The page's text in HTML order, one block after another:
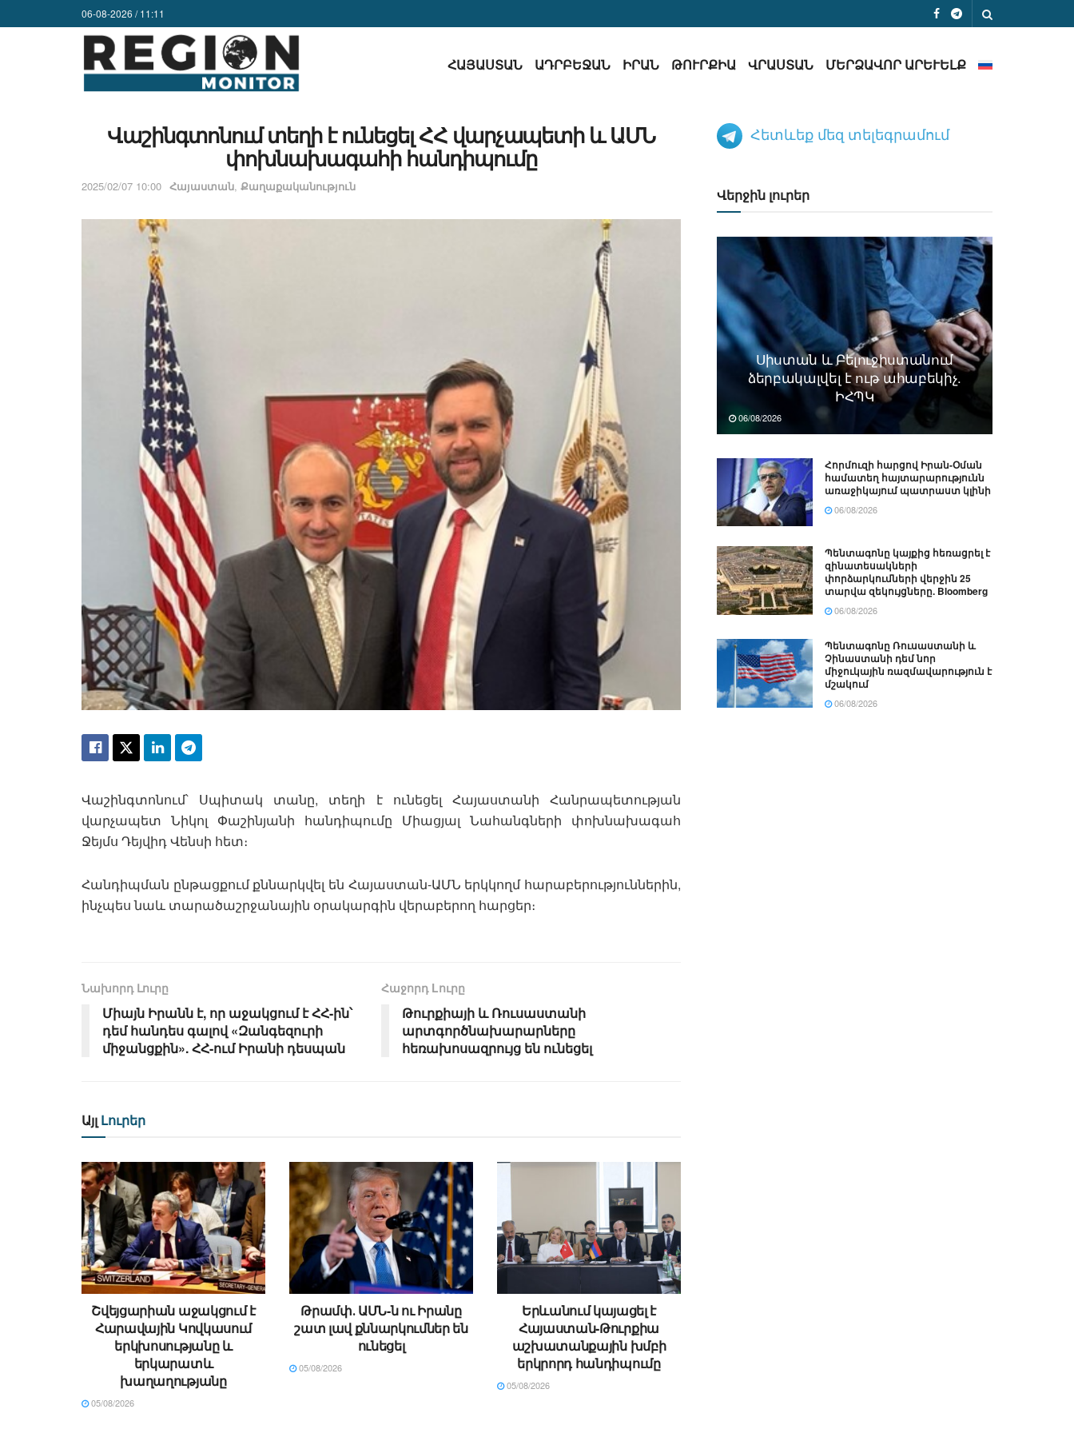
06-08-2026 / 11:11
ՀԱՅԱՍՏԱՆ ԱԴՐԲԵՋԱՆ ԻՐԱՆ ԹՈՒՐՔԻԱ ՎՐԱՍՏԱՆ ՄԵՐՁԱՎՈՐ ԱՐԵՒԵԼՔ
Վաշինգտոնում տեղի է ունեցել ՀՀ վարչապետի և ԱՄՆ
փոխնախագահի հանդիպումը
2025/02/07 10:00 Հայաստան, Քաղաքականություն
Վաշինգտոնում՝ Սպիտակ տանը, տեղի է ունեցել Հայաստանի Հանրապետության
վարչապետ Նիկոլ Փաշինյանի հանդիպումը Միացյալ Նահանգների փոխնախագահ
Ջեյմս Դեյվիդ Վենսի հետ։
Հանդիպման ընթացքում քննարկվել են Հայաստան-ԱՄՆ երկկողմ հարաբերություններին,
ինչպես նաև տարածաշրջանային օրակարգին վերաբերող հարցեր։
Նախորդ Լուրը
Միայն Իրանն է, որ աջակցում է ՀՀ-ին՝
դեմ հանդես գալով «Զանգեզուրի
միջանցքին». ՀՀ-ում Իրանի դեսպան
Հաջորդ Lուրը
Թուրքիայի և Ռուսաստանի
արտգործնախարարները
հեռախոսազրույց են ունեցել
Այլ Լուրեր
Շվեյցարիան աջակցում է
Հարավային Կովկասում
երկխոսությանը և
երկարատև
խաղաղությանը
05/08/2026
Թրամփ․ ԱՄՆ-ն ու Իրանը
շատ լավ քննարկումներ են
ունեցել
05/08/2026
Երևանում կայացել է
Հայաստան-Թուրքիա
աշխատանքային խմբի
երկրորդ հանդիպումը
05/08/2026
Հետևեք մեզ տելեգրամում
Վերջին լուրեր
Սիստան և Բելուջիստանում
ձերբակալվել է ութ ահաբեկիչ.
ԻՀՊԿ
06/08/2026
Հորմուզի հարցով Իրան-Օման
համատեղ հայտարարությունն
առաջիկայում պատրաստ կլինի
06/08/2026
Պենտագոնը կայքից հեռացրել է
զինատեսակների
փորձարկումների վերջին 25
տարվա զեկույցները. Bloomberg
06/08/2026
Պենտագոնը Ռուսաստանի և
Չինաստանի դեմ նոր
միջուկային ռազմավարություն է
մշակում
06/08/2026